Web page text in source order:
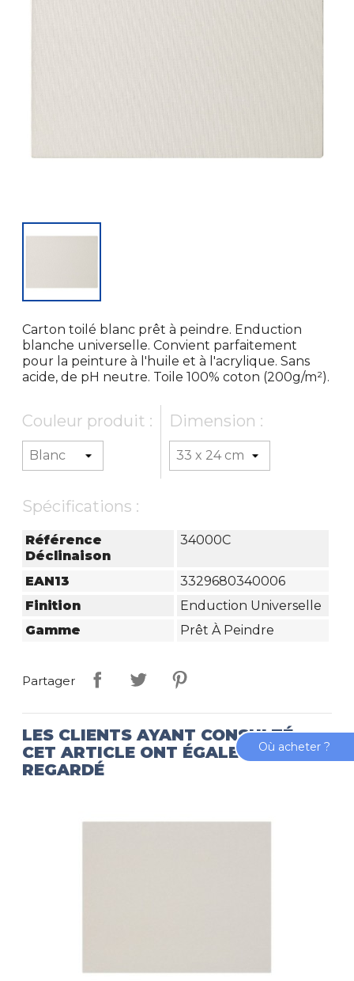
Carton toilé blanc prêt à peindre. Enduction
blanche universelle. Convient parfaitement
pour la peinture à l'huile et à l'acrylique. Sans
acide, de pH neutre. Toile 100% coton (200g/m²).
Couleur produit : Dimension :
Spécifications :
Référence
Déclinaison
34000C
EAN13
3329680340006
Finition
Enduction Universelle
Gamme
Prêt À Peindre
Partager
LES CLIENTS AYANT CONSULTÉ
CET ARTICLE ONT ÉGALEMENT
REGARDÉ
Où acheter ?